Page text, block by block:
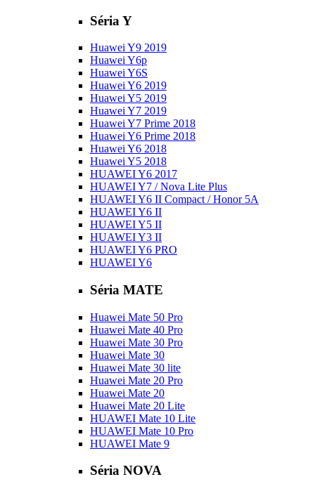
Séria Y
Huawei Y9 2019
Huawei Y6p
Huawei Y6S
Huawei Y6 2019
Huawei Y5 2019
Huawei Y7 2019
Huawei Y7 Prime 2018
Huawei Y6 Prime 2018
Huawei Y6 2018
Huawei Y5 2018
HUAWEI Y6 2017
HUAWEI Y7 / Nova Lite Plus
HUAWEI Y6 II Compact / Honor 5A
HUAWEI Y6 II
HUAWEI Y5 II
HUAWEI Y3 II
HUAWEI Y6 PRO
HUAWEI Y6
Séria MATE
Huawei Mate 50 Pro
Huawei Mate 40 Pro
Huawei Mate 30 Pro
Huawei Mate 30
Huawei Mate 30 lite
Huawei Mate 20 Pro
Huawei Mate 20
Huawei Mate 20 Lite
HUAWEI Mate 10 Lite
HUAWEI Mate 10 Pro
HUAWEI Mate 9
Séria NOVA